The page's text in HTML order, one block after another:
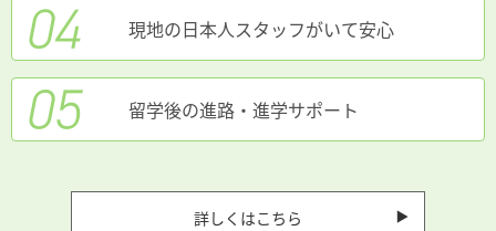
現地の日本人スタッフがいて安心
留学後の進路・進学サポート
詳しくはこちら